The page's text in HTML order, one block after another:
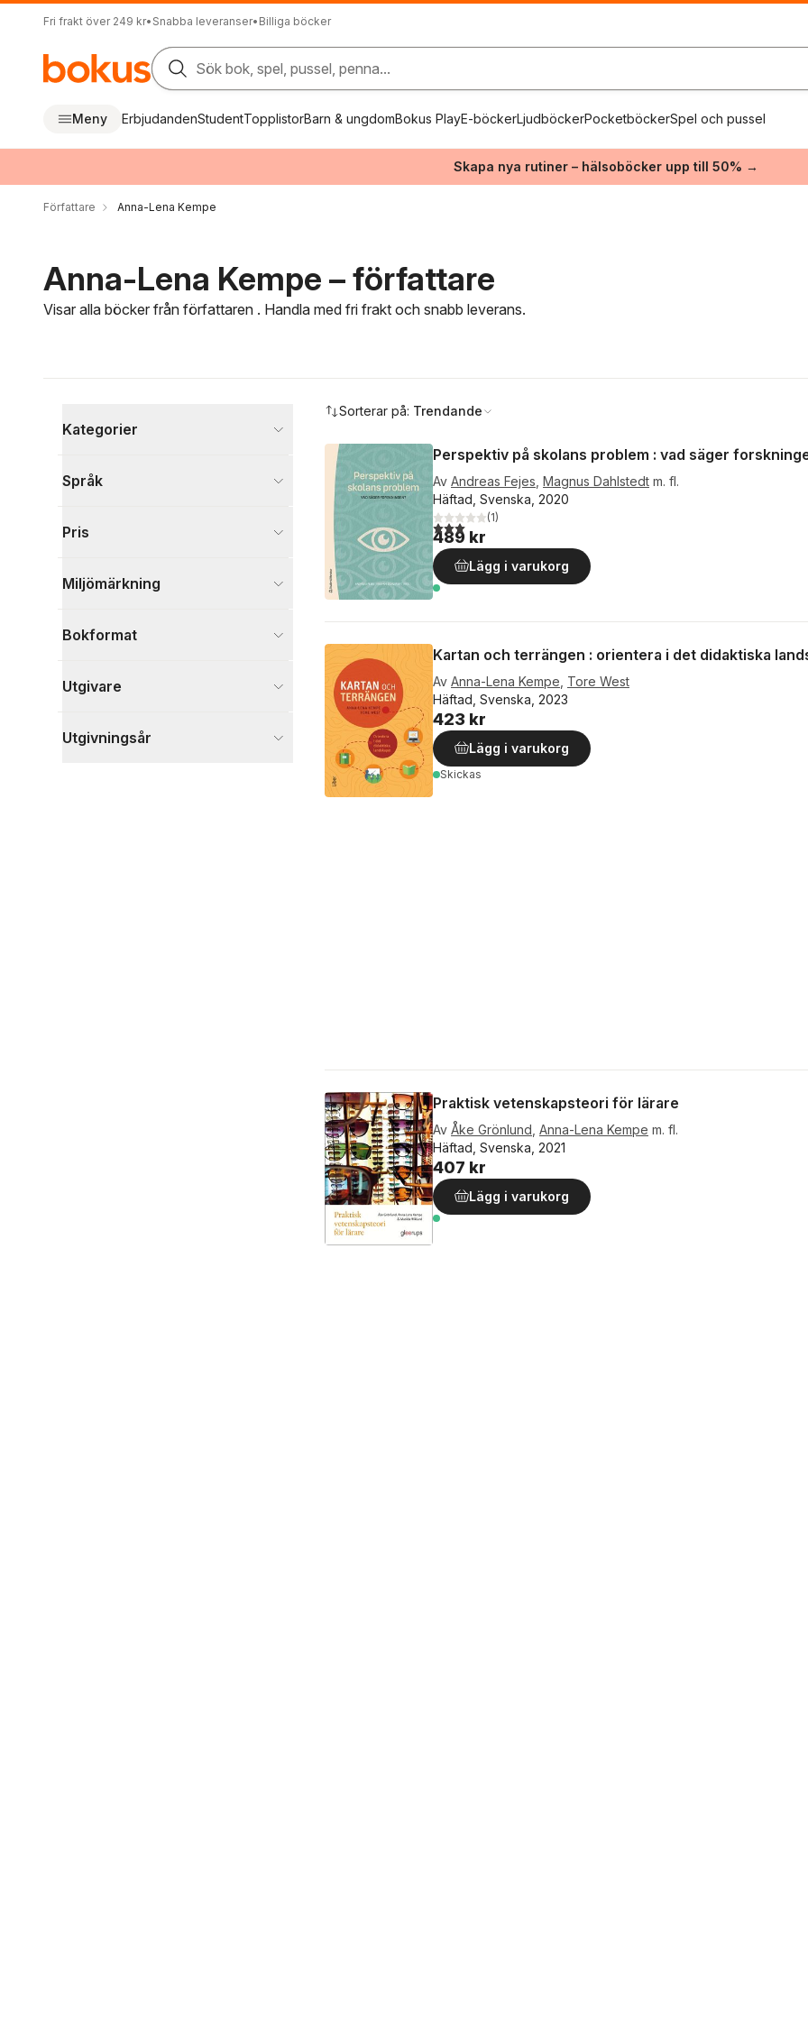
Fri frakt över 249 kr• Snabba leveranser• Billiga böcker
Sök bok, spel, pussel, penna...
Meny ErbjudandenStudentTopplistorBarn & ungdomBokus PlayE-böckerLjudböckerPocketböckerSpel och pussel
Skapa nya rutiner – hälsoböcker upp till 50% →
Författare Anna-Lena Kempe
Anna-Lena Kempe – författare
Visar alla böcker från författaren . Handla med fri frakt och snabb leverans.
Kategorier
Visa fler
Språk
Pris
Miljömärkning
Bokformat
Utgivare
Utgivningsår
Sorterar på: Trendande
Perspektiv på skolans problem : vad säger
Av Andreas Fejes Magnus Dahlstedt m. fl.
Häftad, Svenska, 2020
3,0utav 5 stjärnor. Totalt antal röster:
(1)
489 kr
Lägg i varukorg
Kartan och terrängen : orientera i det didaktiska
Av Anna-Lena Kempe Tore West
Häftad, Svenska, 2023
423 kr
Lägg i varukorg
Skickas
Praktisk vetenskapsteori för lärare
Av Åke Grönlund Anna-Lena Kempe m. fl.
Häftad, Svenska, 2021
407 kr
Lägg i varukorg